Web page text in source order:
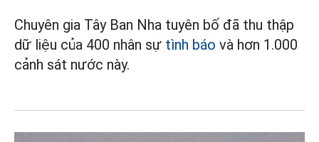
Chuyên gia Tây Ban Nha tuyên bố đã thu thập
dữ liệu của 400 nhân sự tình báo và hơn 1.000
cảnh sát nước này.